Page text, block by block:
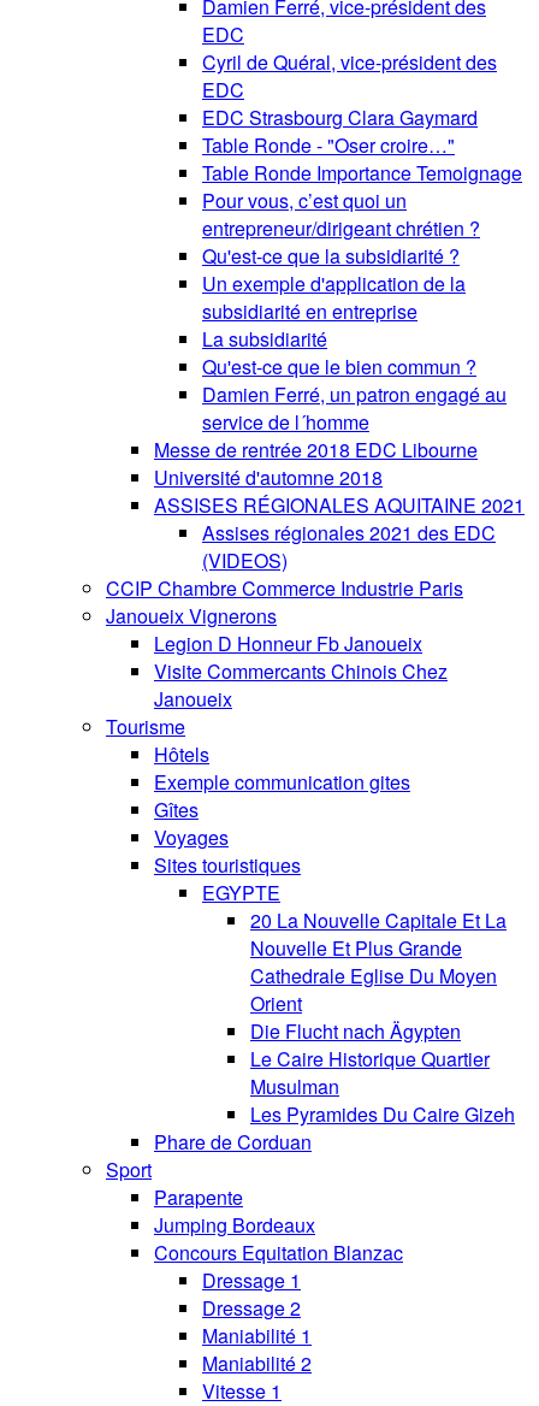
Damien Ferré, vice-président des
EDC
Cyril de Quéral, vice-président des
EDC
EDC Strasbourg Clara Gaymard
Table Ronde - "Oser croire…"
Table Ronde Importance Temoignage
Pour vous, c’est quoi un
entrepreneur/dirigeant chrétien ?
Qu'est-ce que la subsidiarité ?
Un exemple d'application de la
subsidiarité en entreprise
La subsidiarité
Qu'est-ce que le bien commun ?
Damien Ferré, un patron engagé au
service de l´homme
Messe de rentrée 2018 EDC Libourne
Université d'automne 2018
ASSISES RÉGIONALES AQUITAINE 2021
Assises régionales 2021 des EDC
(VIDEOS)
CCIP Chambre Commerce Industrie Paris
Janoueix Vignerons
Legion D Honneur Fb Janoueix
Visite Commercants Chinois Chez
Janoueix
Tourisme
Hôtels
Exemple communication gites
Gîtes
Voyages
Sites touristiques
EGYPTE
20 La Nouvelle Capitale Et La
Nouvelle Et Plus Grande
Cathedrale Eglise Du Moyen
Orient
Die Flucht nach Ägypten
Le Caire Historique Quartier
Musulman
Les Pyramides Du Caire Gizeh
Phare de Corduan
Sport
Parapente
Jumping Bordeaux
Concours Equitation Blanzac
Dressage 1
Dressage 2
Maniabilité 1
Maniabilité 2
Vitesse 1